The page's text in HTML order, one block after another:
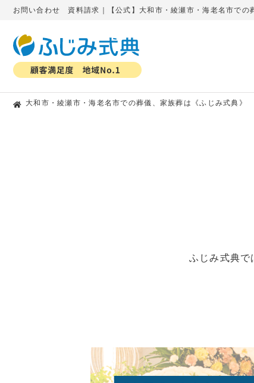
お問い合わせ 資料請求｜【公式】大和市・綾瀬市・海老名市での
大和市・綾瀬市・海老名市での葬儀、家族葬は《ふじみ式典》
ふじみ式典で